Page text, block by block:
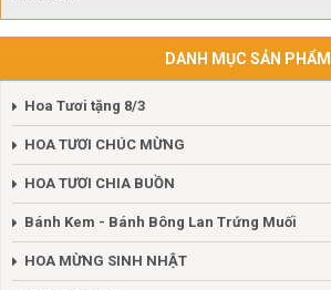
DANH MỤC SẢN PHẨM
Hoa Tươi tặng 8/3
HOA TƯƠI CHÚC MỪNG
HOA TƯƠI CHIA BUỒN
Bánh Kem - Bánh Bông Lan Trứng Muối
HOA MỪNG SINH NHẬT